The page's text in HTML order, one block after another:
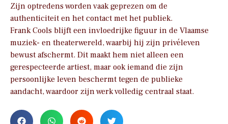
Zijn optredens worden vaak geprezen om de
authenticiteit en het contact met het publiek.
Frank Cools blijft een invloedrijke figuur in de Vlaamse
muziek- en theaterwereld, waarbij hij zijn privéleven
bewust afschermt. Dit maakt hem niet alleen een
gerespecteerde artiest, maar ook iemand die zijn
persoonlijke leven beschermt tegen de publieke
aandacht, waardoor zijn werk volledig centraal staat.